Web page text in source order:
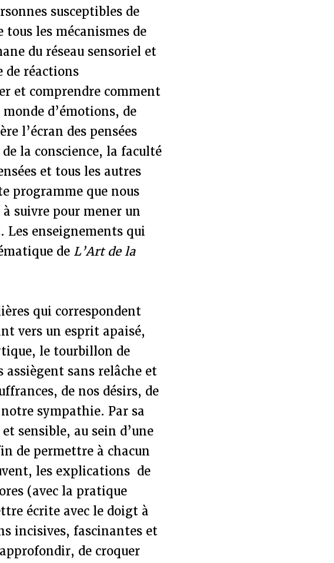
susceptibles de
les mécanismes de
du réseau sensoriel et
de réactions
et comprendre comment
d’émotions, de
l’écran des pensées
la conscience, la faculté
et tous les autres
programme que nous
suivre pour mener un
enseignements qui
de L’Art de la
qui correspondent
vers un esprit apaisé,
le tourbillon de
assiègent sans relâche et
de nos désirs, de
sympathie. Par sa
sensible, au sein d’une
de permettre à chacun
les explications de
(avec la pratique
écrite avec le doigt à
incisives, fascinantes et
de croquer